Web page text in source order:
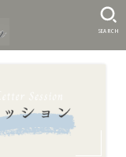
SEARCH